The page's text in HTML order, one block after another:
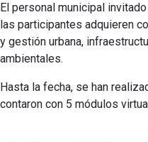
El personal municipal
las participantes adquieren
y gestión urbana,
ambientales.
Hasta la fecha, se han
contaron con 5 módulos